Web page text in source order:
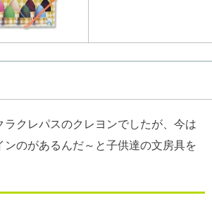
ラクレパスのクレヨンでしたが、今は
ンのがあるんだ～と子供達の文房具を